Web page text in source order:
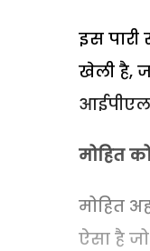
इस
खेली है,
मोहित
मोहित
ऐसा है